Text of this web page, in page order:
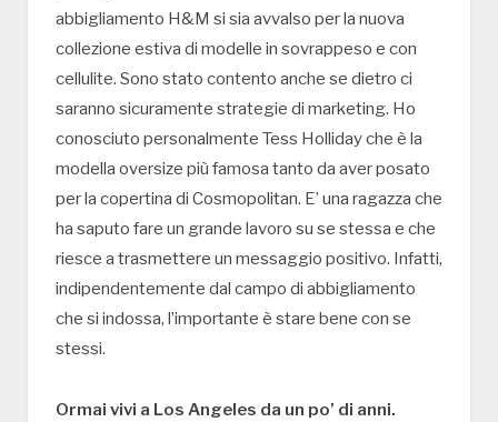
abbigliamento H&M si sia avvalso per la nuova
collezione estiva di modelle in sovrappeso e con
cellulite. Sono stato contento anche se dietro ci
saranno sicuramente strategie di marketing. Ho
conosciuto personalmente Tess Holliday che è la
modella oversize più famosa tanto da aver posato
per la copertina di Cosmopolitan. E’ una ragazza che
ha saputo fare un grande lavoro su se stessa e che
riesce a trasmettere un messaggio positivo. Infatti,
indipendentemente dal campo di abbigliamento
che si indossa, l’importante è stare bene con se
stessi.
Ormai vivi a Los Angeles da un po’ di anni.